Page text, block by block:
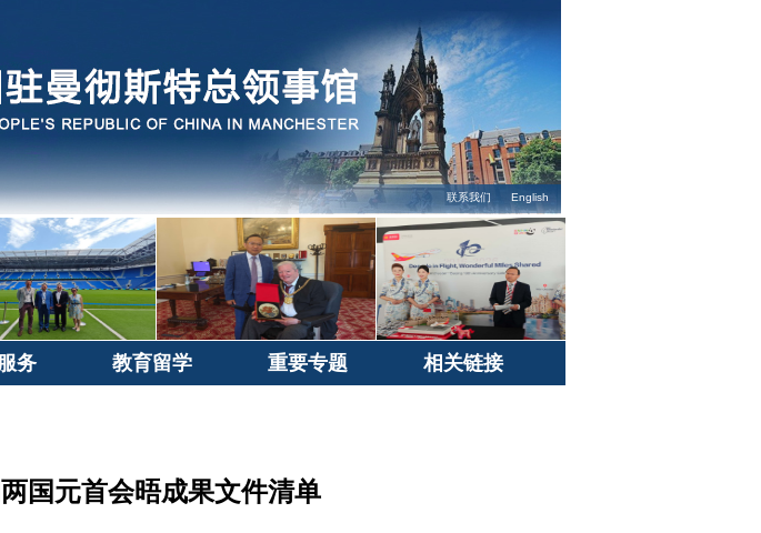
联系我们 English
务 教育留学 重要专题 相关链接
国元首会晤成果文件清单